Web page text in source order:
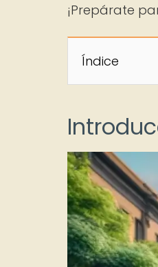
¡Prepárate
Índice